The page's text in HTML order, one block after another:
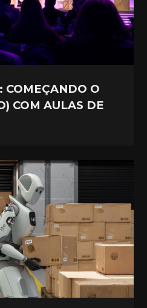
COMEÇANDO O
COM AULAS DE